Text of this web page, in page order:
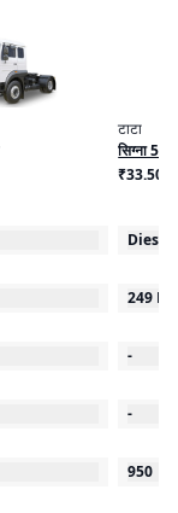
टाटा
सिग्ना
₹33.50 -
Diesel
249 HP
-
-
950